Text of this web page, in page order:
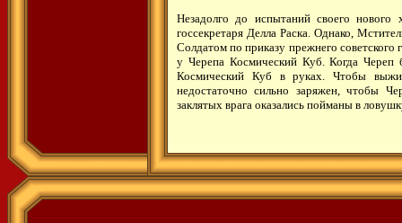
Незадолго до испытаний своего
госсекретаря Делла Раска. Однако,
Солдатом по приказу прежнего советского
у Черепа Космический Куб. Когда Череп
Космический Куб в руках. Чтобы
недостаточно сильно заряжен, чтобы
заклятых врага оказались пойманы в